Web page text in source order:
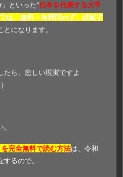
といった“日本を代表する大手
は、無料・有料問わず、読破す
とになります。
たら、悲しい現実ですよ
を完全無料で読む方法は、令和
るので。